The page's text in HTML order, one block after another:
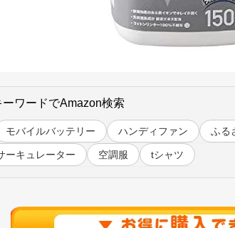
ワードでAmazon検索
モバイルバッテリー ハンディファン ふる
ーキュレーター 空調服 tシャツ